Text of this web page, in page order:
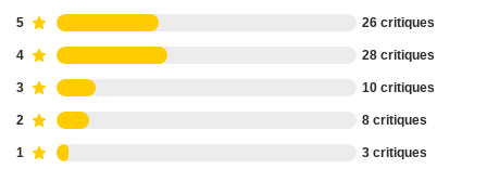
5 26 critiques
4 28 critiques
3 10 critiques
2 8 critiques
1 3 critiques